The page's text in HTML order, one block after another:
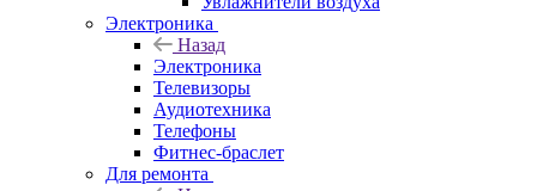
Электроника
Назад
Электроника
Телевизоры
Аудиотехника
Телефоны
Фитнес-браслет
Для ремонта